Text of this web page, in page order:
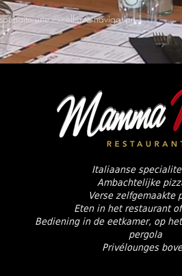
une excellente navigation !
Italiaanse
Ambachtelijke
Verse zelfgemaakte
Eten in het restaurant
Bediening in de eetkamer, op
pergola
Privélounges